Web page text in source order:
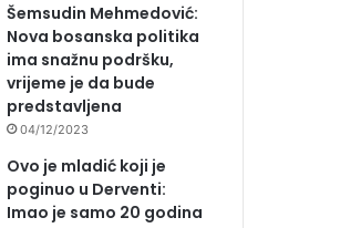
Šemsudin Mehmedović:
Nova bosanska politika
ima snažnu podršku,
vrijeme je da bude
predstavljena
04/12/2023
Ovo je mladić koji je
poginuo u Derventi:
Imao je samo 20 godina